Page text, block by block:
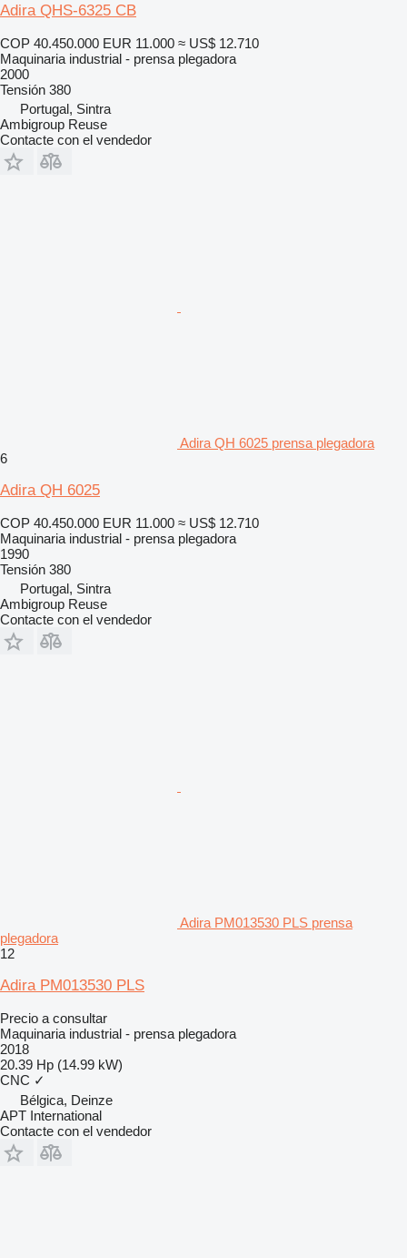
Adira QHS-6325 CB
COP 40.450.000 EUR 11.000 ≈ US$ 12.710
Maquinaria industrial - prensa plegadora
2000
Tensión 380
Portugal, Sintra
Ambigroup Reuse
Contacte con el vendedor
Adira QH 6025 prensa plegadora
6
Adira QH 6025
COP 40.450.000 EUR 11.000 ≈ US$ 12.710
Maquinaria industrial - prensa plegadora
1990
Tensión 380
Portugal, Sintra
Ambigroup Reuse
Contacte con el vendedor
Adira PM013530 PLS prensa
plegadora
12
Adira PM013530 PLS
Precio a consultar
Maquinaria industrial - prensa plegadora
2018
20.39 Hp (14.99 kW)
CNC ✓
Bélgica, Deinze
APT International
Contacte con el vendedor